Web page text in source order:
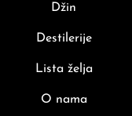
Džin
Destilerije
Lista želja
O nama